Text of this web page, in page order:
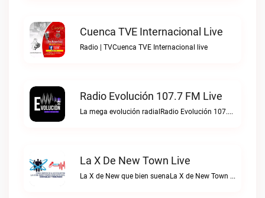
Cuenca TVE Internacional Live
Radio | TVCuenca TVE Internacional live
Radio Evolución 107.7 FM Live
La mega evolución radialRadio Evolución 107.7 FM live
La X De New Town Live
La X de New que bien suenaLa X de New Town live